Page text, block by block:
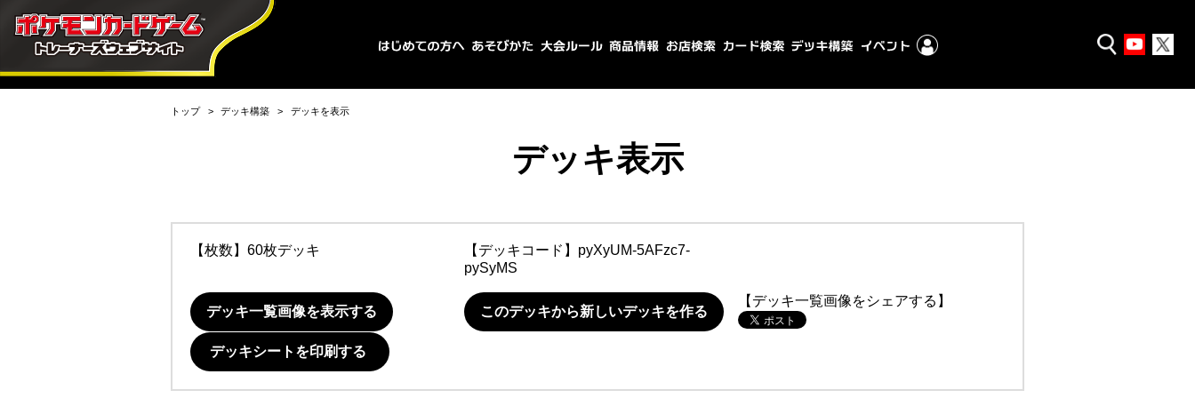
トップ デッキ構築 デッキを表示
デッキ表示
【枚数】60枚デッキ 【デッキコード】 pyXyUM-5AFzc7-
pySyMS
デッキ一覧画像を表示する このデッキから新しいデッキを作る
【デッキ一覧画像をシェアする】
デッキシートを印刷する